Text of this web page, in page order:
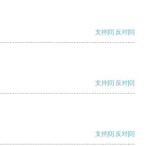
支持[0] 反对[0]
支持[0] 反对[0]
支持[0] 反对[0]